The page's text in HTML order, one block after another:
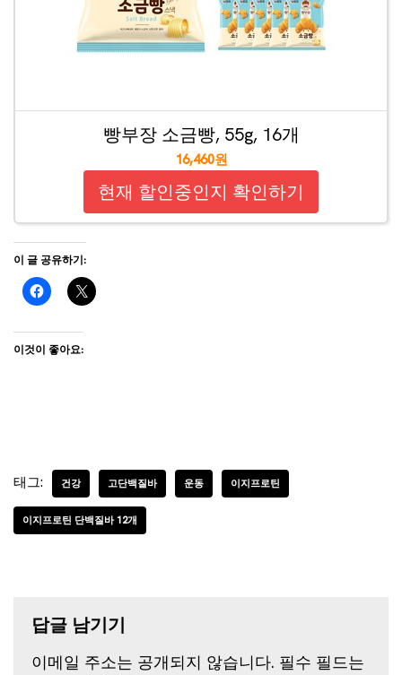
빵부장 소금빵, 55g, 16개
16,460원
현재 할인중인지 확인하기
이 글 공유하기:
이것이 좋아요:
태그: 건강 고단백질바 운동 이지프로틴
이지프로틴 단백질바 12개
답글 남기기
이메일 주소는 공개되지 않습니다. 필수 필드는